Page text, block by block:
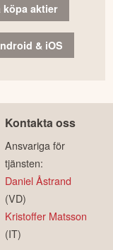
köpa aktier
& iOS
Kontakta oss
Ansvariga för
tjänsten:
Daniel Åstrand
(VD)
Kristoffer Matsson
(IT)